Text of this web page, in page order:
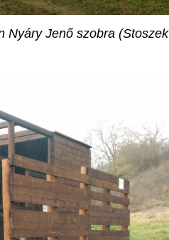
Nyáry Jenő szobra (Stoszek